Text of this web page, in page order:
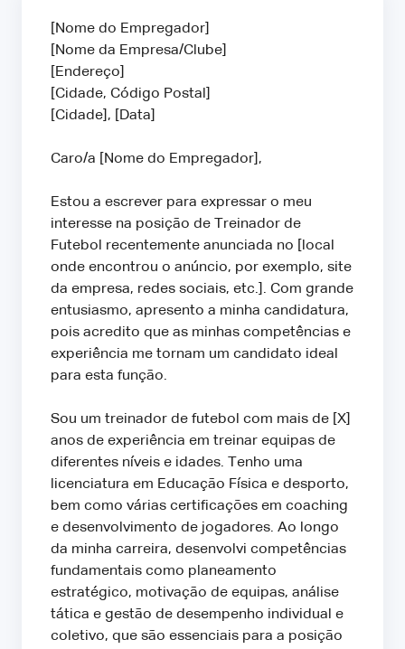
[Nome do Empregador]
[Nome da Empresa/Clube]
[Endereço]
[Cidade, Código Postal]
[Cidade], [Data]
Caro/a [Nome do Empregador],
Estou a escrever para expressar o meu
interesse na posição de Treinador de
Futebol recentemente anunciada no [local
onde encontrou o anúncio, por exemplo, site
da empresa, redes sociais, etc.]. Com grande
entusiasmo, apresento a minha candidatura,
pois acredito que as minhas competências e
experiência me tornam um candidato ideal
para esta função.
Sou um treinador de futebol com mais de [X]
anos de experiência em treinar equipas de
diferentes níveis e idades. Tenho uma
licenciatura em Educação Física e desporto,
bem como várias certificações em coaching
e desenvolvimento de jogadores. Ao longo
da minha carreira, desenvolvi competências
fundamentais como planeamento
estratégico, motivação de equipas, análise
tática e gestão de desempenho individual e
coletivo, que são essenciais para a posição